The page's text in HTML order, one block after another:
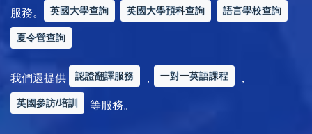
服務。
英國大學查詢 英國大學預科查詢 語言學校查詢
夏令營查詢
我們還提供 認證翻譯服務 ， 一對一英語課程 ，
英國參訪/培訓 等服務。